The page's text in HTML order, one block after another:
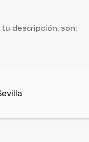
descripción, son: